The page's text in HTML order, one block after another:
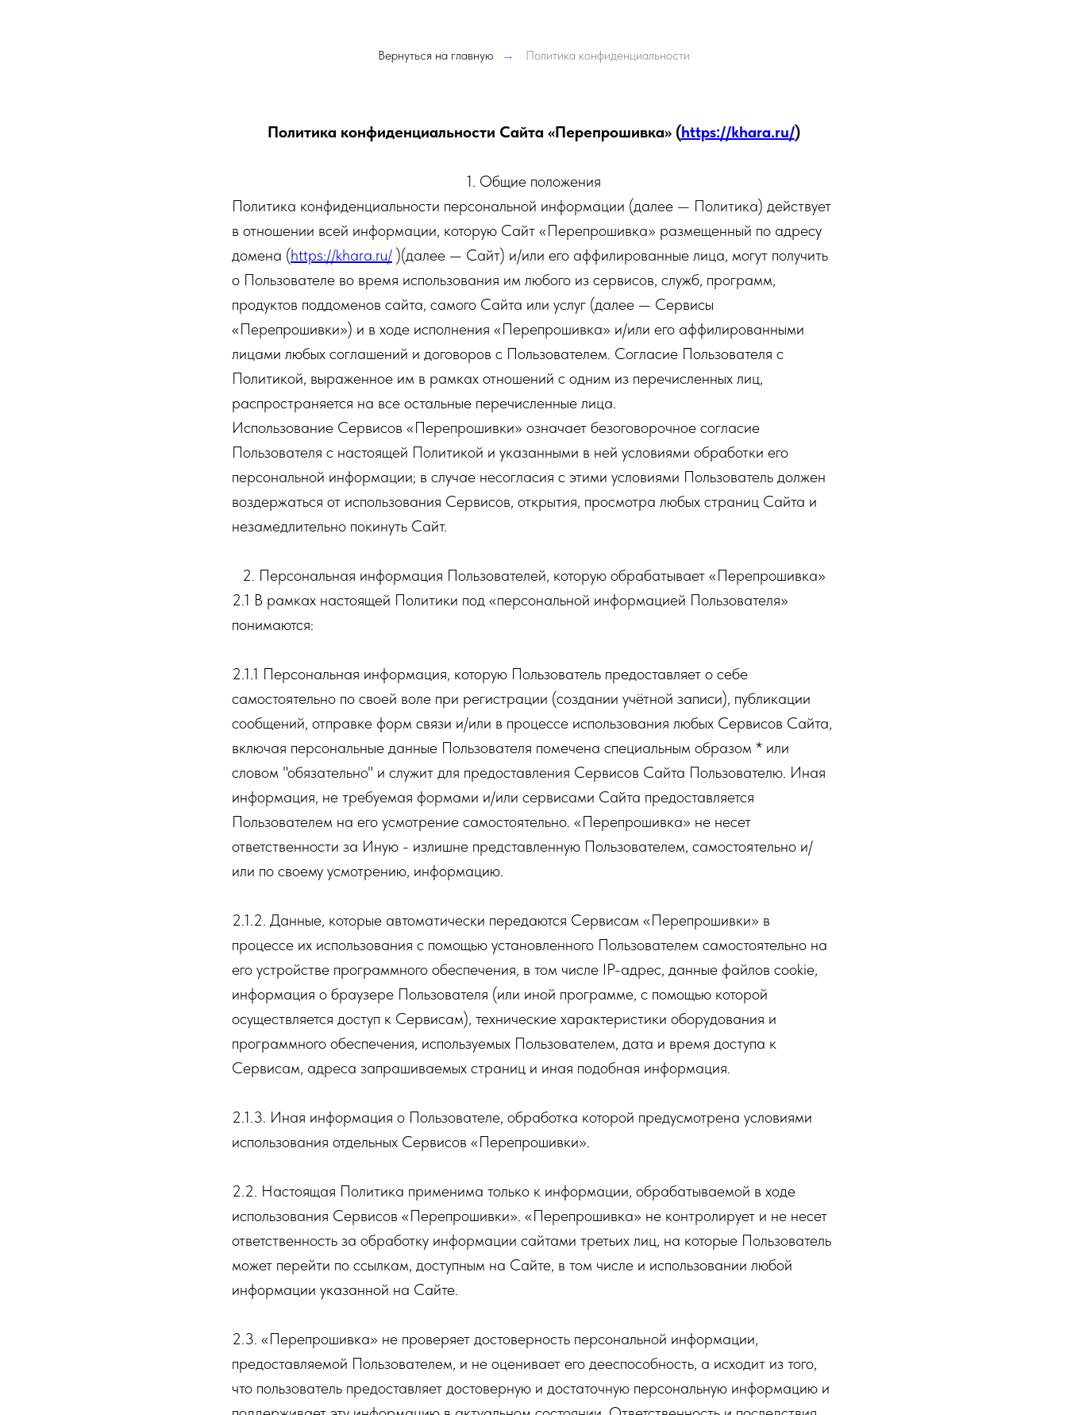
Вернуться на главную → Политика конфиденциальности
Политика конфиденциальности Сайта «Перепрошивка» (https://khara.ru/)
1. Общие положения
Политика конфиденциальности персональной информации (далее — Политика) действует
в отношении всей информации, которую Сайт «Перепрошивка» размещенный по адресу
домена (https://khara.ru/ )(далее — Сайт) и/или его аффилированные лица, могут получить
о Пользователе во время использования им любого из сервисов, служб, программ,
продуктов поддоменов сайта, самого Сайта или услуг (далее — Сервисы
«Перепрошивки») и в ходе исполнения «Перепрошивка» и/или его аффилированными
лицами любых соглашений и договоров с Пользователем. Согласие Пользователя с
Политикой, выраженное им в рамках отношений с одним из перечисленных лиц,
распространяется на все остальные перечисленные лица.
Использование Сервисов «Перепрошивки» означает безоговорочное согласие
Пользователя с настоящей Политикой и указанными в ней условиями обработки его
персональной информации; в случае несогласия с этими условиями Пользователь должен
воздержаться от использования Сервисов, открытия, просмотра любых страниц Сайта и
незамедлительно покинуть Сайт.
2. Персональная информация Пользователей, которую обрабатывает «Перепрошивка»
2.1 В рамках настоящей Политики под «персональной информацией Пользователя»
понимаются:
2.1.1 Персональная информация, которую Пользователь предоставляет о себе
самостоятельно по своей воле при регистрации (создании учётной записи), публикации
сообщений, отправке форм связи и/или в процессе использования любых Сервисов Сайта,
включая персональные данные Пользователя помечена специальным образом * или
словом "обязательно" и служит для предоставления Сервисов Сайта Пользователю. Иная
информация, не требуемая формами и/или сервисами Сайта предоставляется
Пользователем на его усмотрение самостоятельно. «Перепрошивка» не несет
ответственности за Иную - излишне представленную Пользователем, самостоятельно и/
или по своему усмотрению, информацию.
2.1.2. Данные, которые автоматически передаются Сервисам «Перепрошивки» в
процессе их использования с помощью установленного Пользователем самостоятельно на
его устройстве программного обеспечения, в том числе IP-адрес, данные файлов cookie,
информация о браузере Пользователя (или иной программе, с помощью которой
осуществляется доступ к Сервисам), технические характеристики оборудования и
программного обеспечения, используемых Пользователем, дата и время доступа к
Сервисам, адреса запрашиваемых страниц и иная подобная информация.
2.1.3. Иная информация о Пользователе, обработка которой предусмотрена условиями
использования отдельных Сервисов «Перепрошивки».
2.2. Настоящая Политика применима только к информации, обрабатываемой в ходе
использования Сервисов «Перепрошивки». «Перепрошивка» не контролирует и не несет
ответственность за обработку информации сайтами третьих лиц, на которые Пользователь
может перейти по ссылкам, доступным на Сайте, в том числе и использовании любой
информации указанной на Сайте.
2.3. «Перепрошивка» не проверяет достоверность персональной информации,
предоставляемой Пользователем, и не оценивает его дееспособность, а исходит из того,
что пользователь предоставляет достоверную и достаточную персональную информацию и